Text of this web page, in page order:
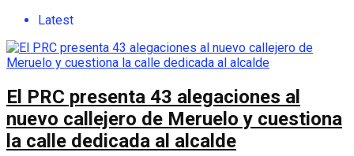
Latest
El PRC presenta 43 alegaciones al
nuevo callejero de Meruelo y cuestiona
la calle dedicada al alcalde